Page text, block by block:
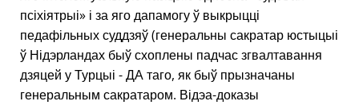
псіхіятрыі
і за яго дапамогу ў выкрыцці
педафільных суддзяў (генеральны сакратар юстыцыі
ў Нідэрландах быў схоплены падчас згвалтавання
дзяцей у Турцыі - ДА таго, як быў прызначаны
генеральным сакратаром. Відэа-доказы